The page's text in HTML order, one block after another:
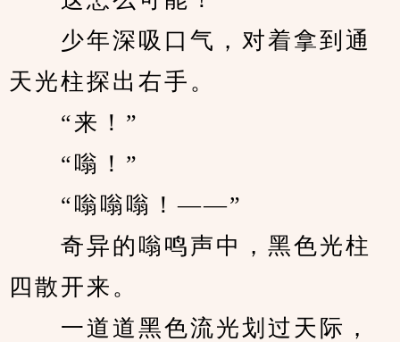
少年深吸口气，对着拿到通
天光柱探出右手。
“来！”
“嗡！”
“嗡嗡嗡！——”
奇异的嗡鸣声中，黑色光柱
四散开来。
一道道黑色流光划过天际，